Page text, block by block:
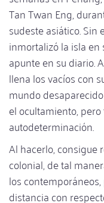
Tan Twan Eng,
sudeste asiático.
inmortalizó la isla
apunte en su diario.
llena los vacíos con
mundo
el ocultamiento,
autodeterminación.
Al hacerlo,
colonial, de tal
los
distancia con